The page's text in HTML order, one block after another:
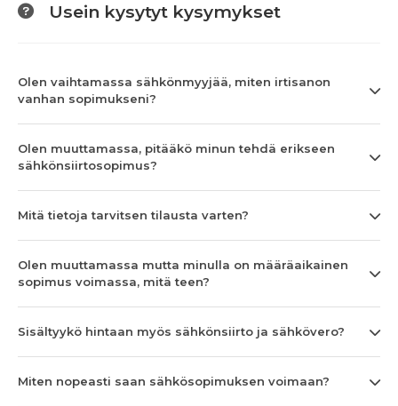
Usein kysytyt kysymykset
Olen vaihtamassa sähkönmyyjää, miten irtisanon
vanhan sopimukseni?
Olen muuttamassa, pitääkö minun tehdä erikseen
sähkönsiirtosopimus?
Mitä tietoja tarvitsen tilausta varten?
Olen muuttamassa mutta minulla on määräaikainen
sopimus voimassa, mitä teen?
Sisältyykö hintaan myös sähkönsiirto ja sähkövero?
Miten nopeasti saan sähkösopimuksen voimaan?